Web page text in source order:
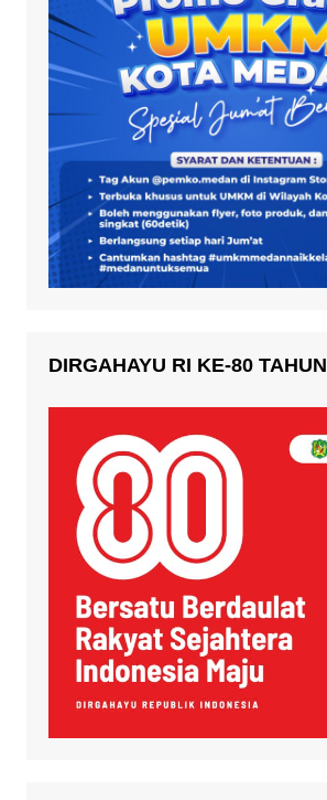
DIRGAHAYU RI KE-80 TAHUN